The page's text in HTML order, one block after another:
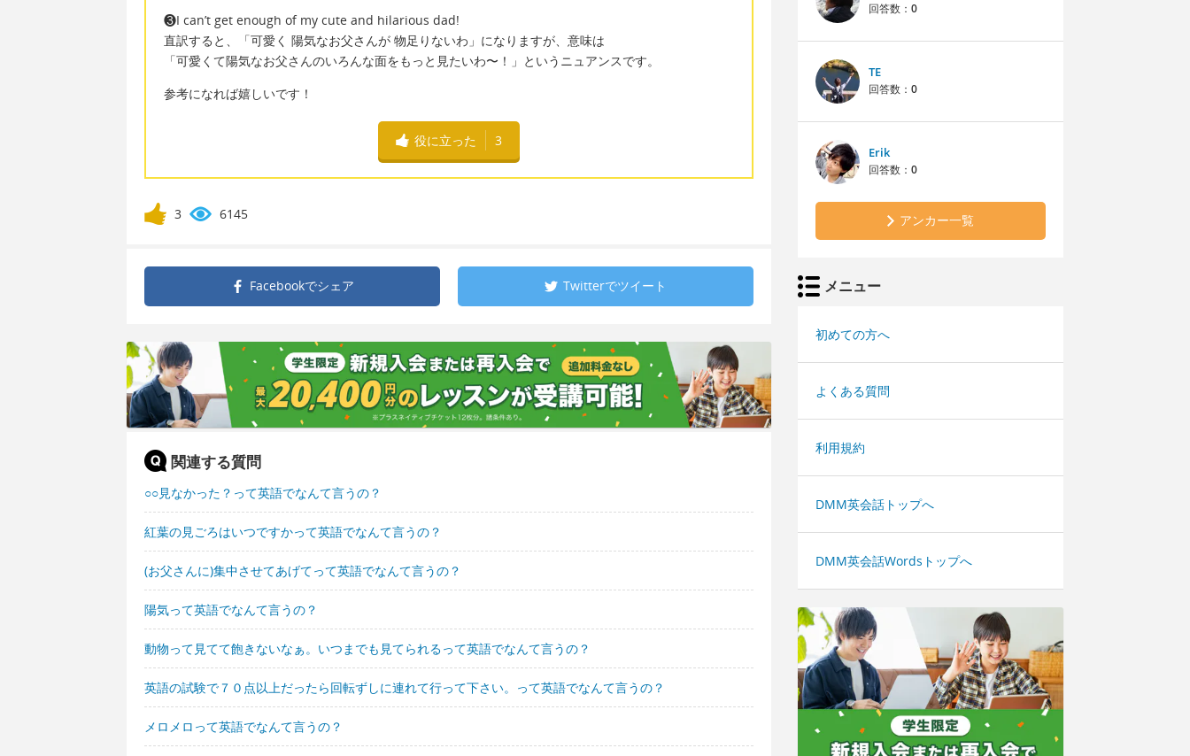
❸I can’t get enough of my cute and hilarious dad!
直訳すると、「可愛く 陽気なお父さんが 物足りないわ」になりますが、意味は
「可愛くて陽気なお父さんのいろんな面をもっと見たいわ〜！」というニュアンスです。
参考になれば嬉しいです！
役に立った 3
3 6145
Facebookでシェア Twitterでツイート
関連する質問
○○見なかった？って英語でなんて言うの？
紅葉の見ごろはいつですかって英語でなんて言うの？
(お父さんに)集中させてあげてって英語でなんて言うの？
陽気って英語でなんて言うの？
動物って見てて飽きないなぁ。いつまでも見てられるって英語でなんて言うの？
英語の試験で７０点以上だったら回転ずしに連れて行って下さい。って英語でなんて言うの？
メロメロって英語でなんて言うの？
回答数： 0
TE
回答数： 0
Erik
回答数： 0
アンカー一覧
メニュー
初めての方へ
よくある質問
利用規約
DMM英会話トップへ
DMM英会話Wordsトップへ